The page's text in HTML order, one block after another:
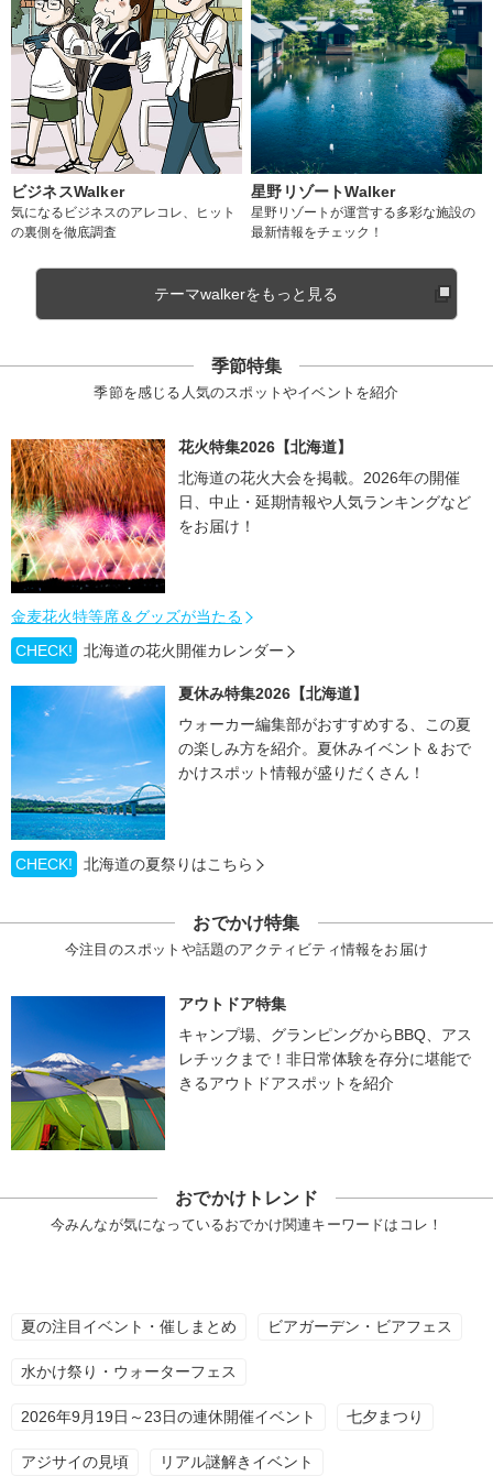
ビジネスWalker
気になるビジネスのアレコレ、ヒット
の裏側を徹底調査
星野リゾートWalker
星野リゾートが運営する多彩な施設の
最新情報をチェック！
テーマwalkerをもっと見る
季節特集
季節を感じる人気のスポットやイベントを紹介
花火特集2026【北海道】
北海道の花火大会を掲載。2026年の開催
日、中止・延期情報や人気ランキングなど
をお届け！
金麦花火特等席＆グッズが当たる
CHECK!
北海道の花火開催カレンダー
夏休み特集2026【北海道】
ウォーカー編集部がおすすめする、この夏
の楽しみ方を紹介。夏休みイベント＆おで
かけスポット情報が盛りだくさん！
CHECK! 北海道の夏祭りはこちら
おでかけ特集
今注目のスポットや話題のアクティビティ情報をお届け
アウトドア特集
キャンプ場、グランピングからBBQ、アス
レチックまで！非日常体験を存分に堪能で
きるアウトドアスポットを紹介
おでかけトレンド
今みんなが気になっているおでかけ関連キーワードはコレ！
夏の注目イベント・催しまとめ ビアガーデン・ビアフェス
水かけ祭り・ウォーターフェス
2026年9月19日～23日の連休開催イベント 七夕まつり
アジサイの見頃 リアル謎解きイベント